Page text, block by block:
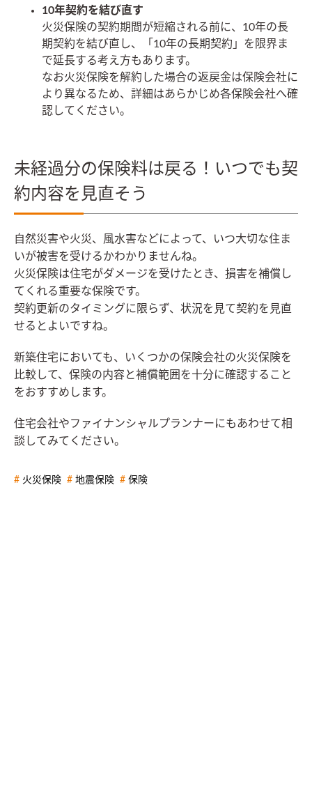
10年契約を結び直す
火災保険の契約期間が短縮される前に、10年の長
期契約を結び直し、「10年の長期契約」を限界ま
で延長する考え方もあります。
なお火災保険を解約した場合の返戻金は保険会社に
より異なるため、詳細はあらかじめ各保険会社へ確
認してください。
未経過分の保険料は戻る！いつでも契
約内容を見直そう
自然災害や火災、風水害などによって、いつ大切な住ま
いが被害を受けるかわかりませんね。
火災保険は住宅がダメージを受けたとき、損害を補償し
てくれる重要な保険です。
契約更新のタイミングに限らず、状況を見て契約を見直
せるとよいですね。
新築住宅においても、いくつかの保険会社の火災保険を
比較して、保険の内容と補償範囲を十分に確認すること
をおすすめします。
住宅会社やファイナンシャルプランナーにもあわせて相
談してみてください。
火災保険 地震保険 保険